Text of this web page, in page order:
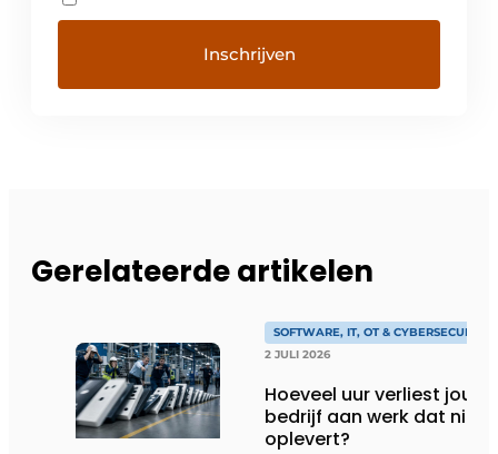
Gerelateerde artikelen
SOFTWARE, IT, OT & CYBERSECURITY
2 JULI 2026
Hoeveel uur verliest jouw
bedrijf aan werk dat niks
oplevert?